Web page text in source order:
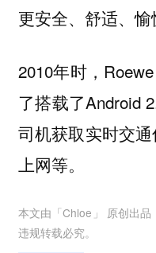
更安全、舒适、愉
2010年时，
了搭载了Android
司机获取实时交
上网等。
本文由「Chloe 」 原创出
违规转载必究。